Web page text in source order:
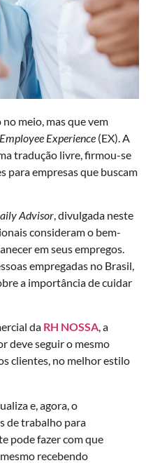
meio, mas que vem
Employee Experience (EX). A
tradução livre, firmou-se
para empresas que buscam
Advisor, divulgada neste
consideram o bem-
em seus empregos.
empregadas no Brasil,
a importância de cuidar
da RH NOSSA, a
deve seguir o mesmo
clientes, no melhor estilo
e, agora, o
de trabalho para
pode fazer com que
recebendo